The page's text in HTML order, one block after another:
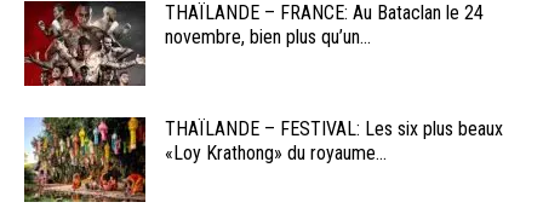
THAÏLANDE – FRANCE: Au Bataclan le 24
novembre, bien plus qu’un...
THAÏLANDE – FESTIVAL: Les six plus beaux
«Loy Krathong» du royaume...